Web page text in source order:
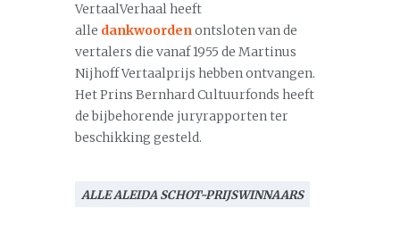
VertaalVerhaal heeft
alle dankwoordenontsloten van de
vertalers die vanaf 1955 de Martinus
Nijhoff Vertaalprijs hebben ontvangen.
Het Prins Bernhard Cultuurfonds heeft
de bijbehorende juryrapporten ter
beschikking gesteld.
ALLE ALEIDA SCHOT-PRIJSWINNAARS